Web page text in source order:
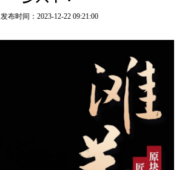
发布时间：2023-12-22 09:21:00